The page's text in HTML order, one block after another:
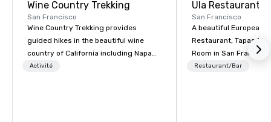
Wine Country Trekking
San Francisco
Wine Country Trekking provides
guided hikes in the beautiful wine
country of California including Napa
and Sonoma Valleys. These
Activité
Ula Restaurant
San Francisco
A beautiful European
Restaurant, Tapas
Room in San Francisco. ​From
Restaurant/Bar